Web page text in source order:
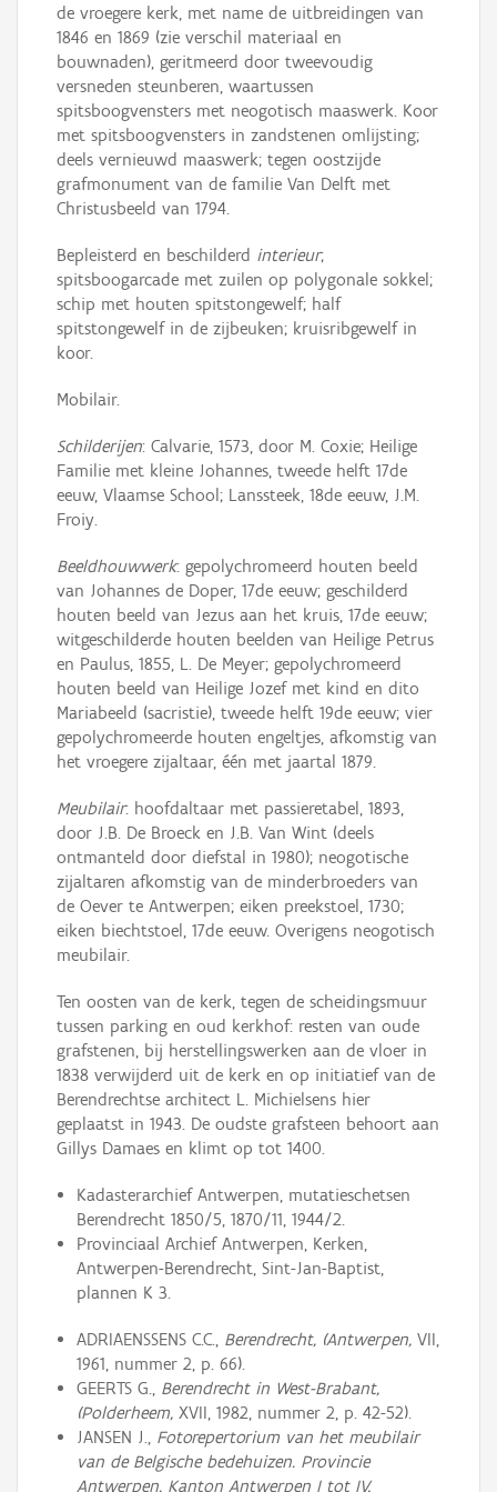
de vroegere kerk, met name de uitbreidingen van
1846 en 1869 (zie verschil materiaal en
bouwnaden), geritmeerd door tweevoudig
versneden steunberen, waartussen
spitsboogvensters met neogotisch maaswerk. Koor
met spitsboogvensters in zandstenen omlijsting;
deels vernieuwd maaswerk; tegen oostzijde
grafmonument van de familie Van Delft met
Christusbeeld van 1794.
Bepleisterd en beschilderd interieur;
spitsboogarcade met zuilen op polygonale sokkel;
schip met houten spitstongewelf; half
spitstongewelf in de zijbeuken; kruisribgewelf in
koor.
Mobilair.
Schilderijen: Calvarie, 1573, door M. Coxie; Heilige
Familie met kleine Johannes, tweede helft 17de
eeuw, Vlaamse School; Lanssteek, 18de eeuw, J.M.
Froiy.
Beeldhouwwerk: gepolychromeerd houten beeld
van Johannes de Doper, 17de eeuw; geschilderd
houten beeld van Jezus aan het kruis, 17de eeuw;
witgeschilderde houten beelden van Heilige Petrus
en Paulus, 1855, L. De Meyer; gepolychromeerd
houten beeld van Heilige Jozef met kind en dito
Mariabeeld (sacristie), tweede helft 19de eeuw; vier
gepolychromeerde houten engeltjes, afkomstig van
het vroegere zijaltaar, één met jaartal 1879.
Meubilair: hoofdaltaar met passieretabel, 1893,
door J.B. De Broeck en J.B. Van Wint (deels
ontmanteld door diefstal in 1980); neogotische
zijaltaren afkomstig van de minderbroeders van
de Oever te Antwerpen; eiken preekstoel, 1730;
eiken biechtstoel, 17de eeuw. Overigens neogotisch
meubilair.
Ten oosten van de kerk, tegen de scheidingsmuur
tussen parking en oud kerkhof: resten van oude
grafstenen, bij herstellingswerken aan de vloer in
1838 verwijderd uit de kerk en op initiatief van de
Berendrechtse architect L. Michielsens hier
geplaatst in 1943. De oudste grafsteen behoort aan
Gillys Damaes en klimt op tot 1400.
Kadasterarchief Antwerpen, mutatieschetsen
Berendrecht 1850/5, 1870/11, 1944/2.
Provinciaal Archief Antwerpen, Kerken,
Antwerpen-Berendrecht, Sint-Jan-Baptist,
plannen K 3.
ADRIAENSSENS C.C., Berendrecht, (Antwerpen, VII,
1961, nummer 2, p. 66).
GEERTS G.,Berendrecht in West-Brabant,
(Polderheem,XVII, 1982, nummer 2, p. 42-52).
JANSEN J.,Fotorepertorium van het meubilair
van de Belgische bedehuizen. Provincie
Antwerpen. Kanton Antwerpen I tot IV,